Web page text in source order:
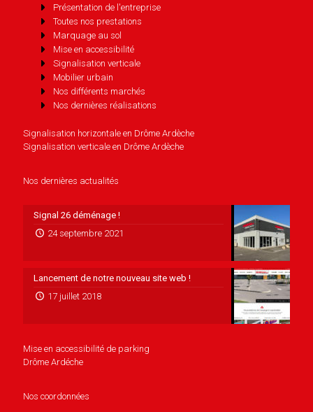
Présentation de l'entreprise
Toutes nos prestations
Marquage au sol
Mise en accessibilité
Signalisation verticale
Mobilier urbain
Nos différents marchés
Nos dernières réalisations
Signalisation horizontale en Drôme Ardèche
Signalisation verticale en Drôme Ardèche
Nos dernières actualités
Signal 26 déménage !
24 septembre 2021
Lancement de notre nouveau site web !
17 juillet 2018
Mise en accessibilité de parking
Drôme Ardéche
Nos coordonnées